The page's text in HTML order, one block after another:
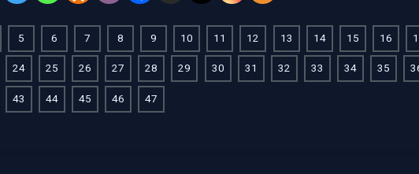
5 6 7 8 9 10 11 12 13 14 15 16
24 25 26 27 28 29 30 31 32 33 34 35
43 44 45 46 47